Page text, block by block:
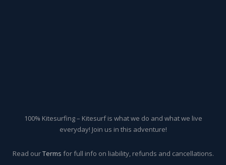
100% Kitesurfing – Kitesurf is what we do and what we live
everyday! Join us in this adventure!
Read ourTerms for full info on liability, refunds and cancellations.